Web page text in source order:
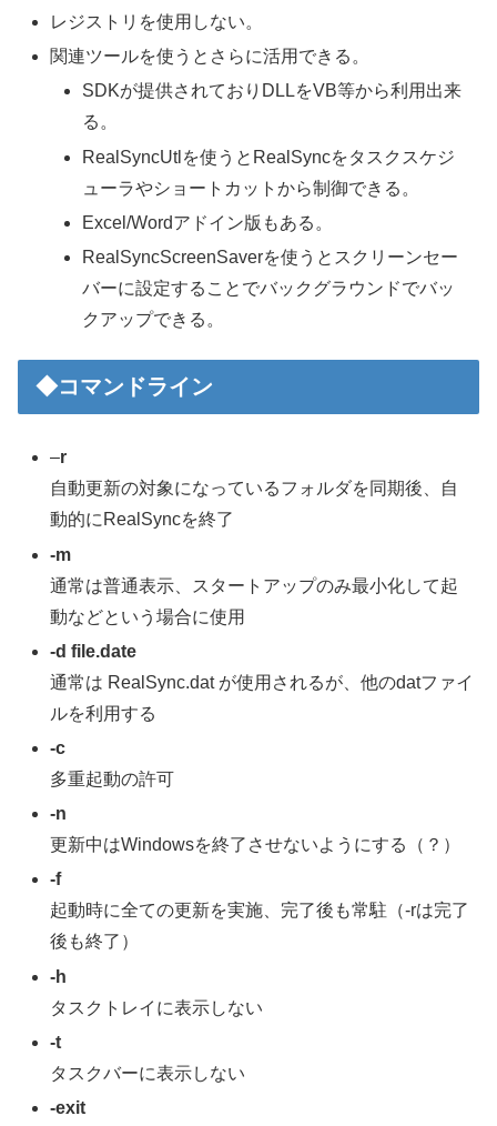
レジストリを使用しない。
関連ツールを使うとさらに活用できる。
SDKが提供されておりDLLをVB等から利用出来
る。
RealSyncUtlを使うとRealSyncをタスクスケジ
ューラやショートカットから制御できる。
Excel/Wordアドイン版もある。
RealSyncScreenSaverを使うとスクリーンセー
バーに設定することでバックグラウンドでバッ
クアップできる。
◆コマンドライン
–r
自動更新の対象になっているフォルダを同期後、自
動的にRealSyncを終了
-m
通常は普通表示、スタートアップのみ最小化して起
動などという場合に使用
-d file.date
通常は RealSync.dat が使用されるが、他のdatファイ
ルを利用する
-c
多重起動の許可
-n
更新中はWindowsを終了させないようにする（？）
-f
起動時に全ての更新を実施、完了後も常駐（-rは完了
後も終了）
-h
タスクトレイに表示しない
-t
タスクバーに表示しない
-exit